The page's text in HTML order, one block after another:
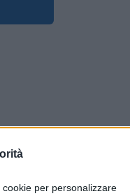
per personalizzare